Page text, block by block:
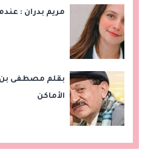
مريم بدران :
بقلم مصطفى بن
الأماكن